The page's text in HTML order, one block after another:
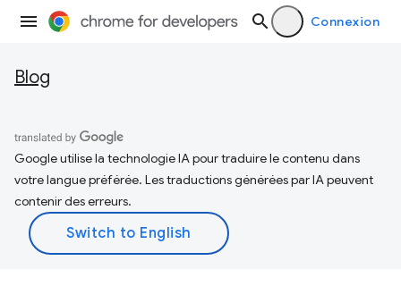
Connexion
Blog
Google utilise la technologie IA pour traduire le contenu dans
votre langue préférée. Les traductions générées par IA peuvent
contenir des erreurs.